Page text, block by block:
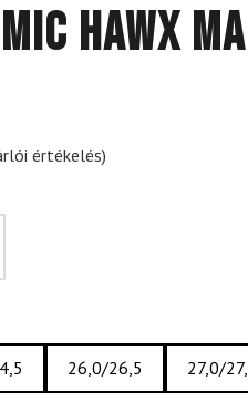
Hawx
értékelés)
26,0/26,5 27,0/